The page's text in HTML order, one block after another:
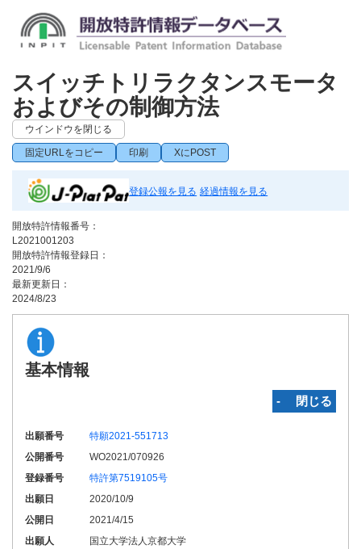
スイッチトリラクタンスモータ
およびその制御方法
ウインドウを閉じる
固定URLをコピー 印刷 XにPOST
登録公報を見る 経過情報を見る
開放特許情報番号：
L2021001203
開放特許情報登録日：
2021/9/6
最新更新日：
2024/8/23
基本情報
‐ 閉じる
出願番号
特願2021-551713
公開番号
WO2021/070926
登録番号
特許第7519105号
出願日
2020/10/9
公開日
2021/4/15
出願人
国立大学法人京都大学